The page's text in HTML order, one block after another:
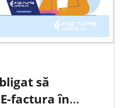
să
factura în